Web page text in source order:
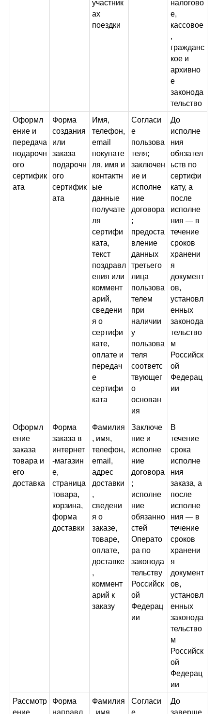
участник
ах
поездки
налогово
е,
кассовое
,
гражданс
кое и
архивно
е
законода
тельство
Оформл
ение и
передача
подарочн
ого
сертифик
ата
Форма
создания
или
заказа
подарочн
ого
сертифик
ата
Имя,
телефон,
email
покупате
ля, имя и
контактн
ые
данные
получате
ля
сертифи
ката,
текст
поздравл
ения или
коммент
арий,
сведени
я о
сертифи
кате,
оплате и
передач
е
сертифи
ката
Согласи
е
пользова
теля;
заключен
ие и
исполне
ние
договора
;
предоста
вление
данных
третьего
лица
пользова
телем
при
наличии
у
пользова
теля
соответс
твующег
о
основан
ия
До
исполне
ния
обязател
ьств по
сертифи
кату, а
после
исполне
ния — в
течение
сроков
хранени
я
документ
ов,
установл
енных
законода
тельство
м
Российск
ой
Федерац
ии
Оформл
ение
заказа
товара и
его
доставка
Форма
заказа в
интернет
-магазин
е,
страница
товара,
корзина,
форма
доставки
Фамилия
, имя,
телефон,
email,
адрес
доставки
,
сведени
я о
заказе,
товаре,
оплате,
доставке
,
коммент
арий к
заказу
Заключе
ние и
исполне
ние
договора
;
исполне
ние
обязанно
стей
Операто
ра по
законода
тельству
Российск
ой
Федерац
ии
В
течение
срока
исполне
ния
заказа, а
после
исполне
ния — в
течение
сроков
хранени
я
документ
ов,
установл
енных
законода
тельство
м
Российск
ой
Федерац
ии
Рассмотр
ение
Форма
направл
Фамилия
, имя,
Согласи
е
До
заверше